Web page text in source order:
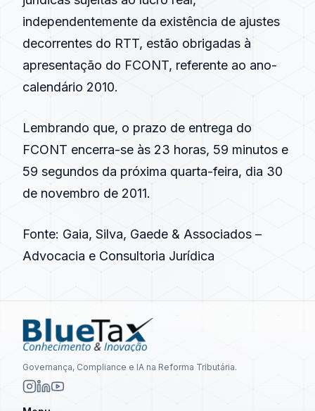
independentemente da existência de ajustes
decorrentes do RTT, estão obrigadas à
apresentação do FCONT, referente ao ano-
calendário 2010.
Lembrando que, o prazo de entrega do
FCONT encerra-se às 23 horas, 59 minutos e
59 segundos da próxima quarta-feira, dia 30
de novembro de 2011.
Fonte: Gaia, Silva, Gaede & Associados –
Advocacia e Consultoria Jurídica
Governança, Compliance e IA na Reforma Tributária.